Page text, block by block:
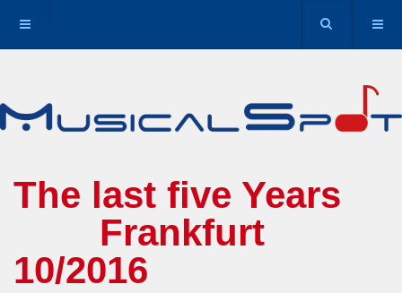
The last five Years
Frankfurt
10/2016